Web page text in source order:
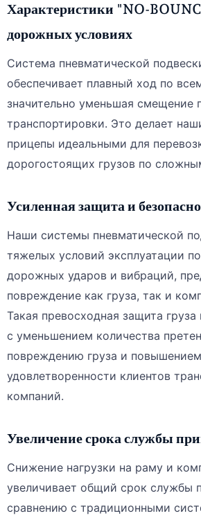
Характеристики "NO-
дорожных условиях
Система пневматической
обеспечивает плавный ход по
значительно уменьшая смещение
транспортировки. Это делает
прицепы идеальными для
дорогостоящих грузов по
Усиленная защита и
Наши системы пневматической
тяжелых условий эксплуатации
дорожных ударов и вибраций,
повреждение как груза, так и
Такая превосходная защита
с уменьшением количества
повреждению груза и
удовлетворенности клиентов
компаний.
Увеличение срока службы
Снижение нагрузки на раму и
увеличивает общий срок службы
сравнению с традиционными